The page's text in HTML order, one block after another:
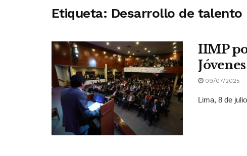
Etiqueta: Desarrollo de talento
IIMP
Jóvenes
09/07/2025
Lima, 8 de